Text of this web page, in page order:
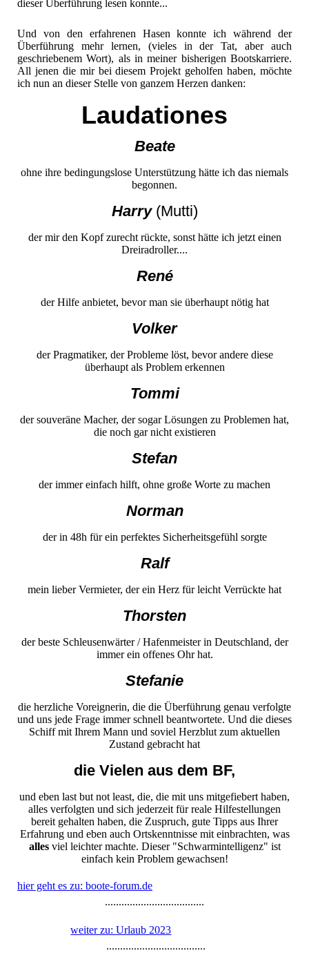
dieser Überführung lesen konnte...
Und von den erfahrenen Hasen konnte ich während der
Überführung mehr lernen, (vieles in der Tat, aber auch
geschriebenem Wort), als in meiner bisherigen Bootskarriere.
All jenen die mir bei diesem Projekt geholfen haben, möchte
ich nun an dieser Stelle von ganzem Herzen danken:
Laudationes
Beate
ohne ihre bedingungslose Unterstützung hätte ich das niemals
begonnen.
Harry (Mutti)
der mir den Kopf zurecht rückte, sonst hätte ich jetzt einen
Dreiradroller....
René
der Hilfe anbietet, bevor man sie überhaupt nötig hat
Volker
der Pragmatiker, der Probleme löst, bevor andere diese
überhaupt als Problem erkennen
Tommi
der souveräne Macher, der sogar Lösungen zu Problemen hat,
die noch gar nicht existieren
Stefan
der immer einfach hilft, ohne große Worte zu machen
Norman
der in 48h für ein perfektes Sicherheitsgefühl sorgte
Ralf
mein lieber Vermieter, der ein Herz für leicht Verrückte hat
Thorsten
der beste Schleusenwärter / Hafenmeister in Deutschland, der
immer ein offenes Ohr hat.
Stefanie
die herzliche Voreignerin, die die Überführung genau verfolgte
und uns jede Frage immer schnell beantwortete. Und die dieses
Schiff mit Ihrem Mann und soviel Herzblut zum aktuellen
Zustand gebracht hat
die Vielen aus dem BF,
und eben last but not least, die, die mit uns mitgefiebert haben,
alles verfolgten und sich jederzeit für reale Hilfestellungen
bereit gehalten haben, die Zuspruch, gute Tipps aus Ihrer
Erfahrung und eben auch Ortskenntnisse mit einbrachten, was
allesviel leichter machte. Dieser "Schwarmintelligenz" ist
einfach kein Problem gewachsen!
hier geht es zu: boote-forum.de
....................................
weiter zu: Urlaub 2023
....................................